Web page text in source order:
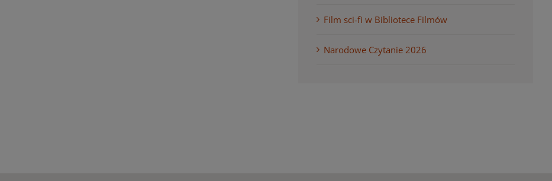
Film sci-fi w Bibliotece Filmów
Narodowe Czytanie 2026